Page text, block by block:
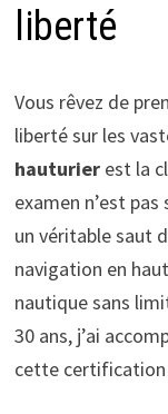
liberté
Vous rêvez de
liberté sur les
hauturierest la
examen n’est
un véritable saut
navigation en
nautique sans
30 ans, j’ai
cette certification